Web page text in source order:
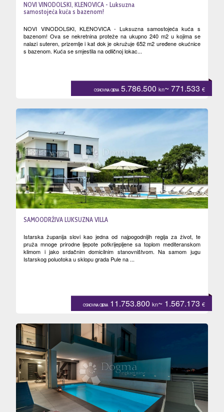
NOVI VINODOLSKI, KLENOVICA - Luksuzna
samostojeća kuća s bazenom!
NOVI VINODOLSKI, KLENOVICA - Luksuzna samostojeća kuća s
bazenom! Ova se nekretnina proteže na ukupno 240 m2 u kojima se
nalazi suteren, prizemlje i kat dok je okružuje 652 m2 uređene okućnice
s bazenom. Kuća se smjestila na odličnoj lokac...
OSNOVNA CIJENA 5.786.500 kn~ 771.533 €
SAMOODRŽIVA LUKSUZNA VILLA
Istarska županija slovi kao jedna od najpogodnijih regija za život, te
pruža mnoge prirodne ljepote potkrijepljene sa toplom mediteranskom
klimom i jako srdačnim domicilnim stanovništvom. Na samom jugu
Istarskog poluotoka u sklopu grada Pule na ...
OSNOVNA CIJENA 11.753.800 kn~ 1.567.173 €